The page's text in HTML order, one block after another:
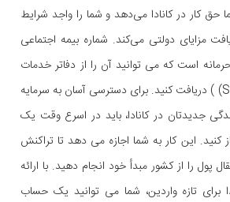
کار در کانادا می‌دهد و شما را واجد شرایط
مزایای دولتی می‌کند. شماره بیمه اجتماعی
است که می توانید آن را از دفاتر خدمات
کانادا (Service Canada) ) دریافت کنید. برای دسترسی آسان به سرمایه
جدیدتان در کانادا، باید در اسرع وقت یک
کنید. این کار به شما اجازه می دهد تا تراکنش
پول را از کشور مبدأ خود انجام دهید. با ارائه
برای تازه واردین، شما می توانید یک حساب